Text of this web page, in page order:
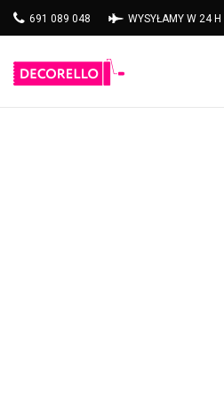
691 089 048 WYSYŁAMY W 24 H